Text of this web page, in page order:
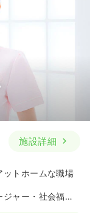
施設詳細
ットホームな職場
ャー・社会福祉